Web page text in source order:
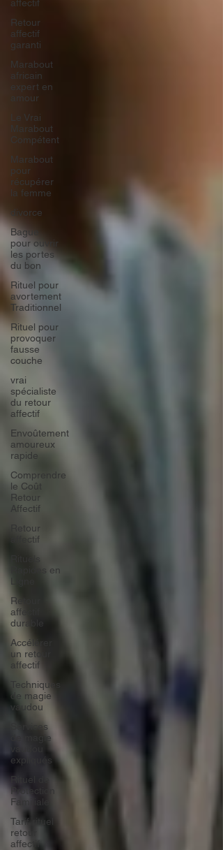
affectif
Retour
affectif
garanti
Marabout
africain
expert en
amour
Le Vrai
Marabout
Compétent
Marabout
pour
récupérer
la femme
divorce
Bague
pour ouvrir
les portes
du bon
Rituel pour
avortement
Traditionnel
Rituel pour
provoquer
fausse
couche
vrai
spécialiste
du retour
affectif
Envoûtement
amoureux
rapide
Comprendre
le Coût
Retour
Affectif
Retour
affectif
Rituels
Rapides en
Retour
affectif
durable
Accélérer
un retour
affectif
Techniques
de magie
vaudou
Services
de magie
expliqués
Rituel de
Protection
Familiale
Tarif rituel
retour
affectif